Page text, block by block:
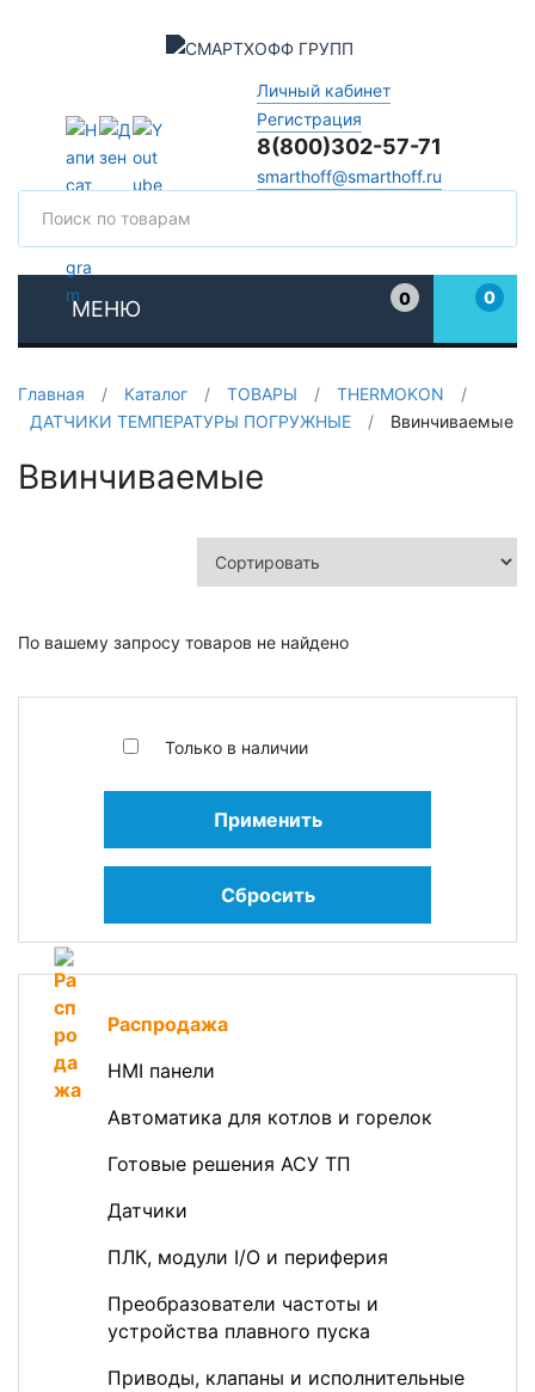
Личный кабинет
Регистрация
8(800)302-57-71
smarthoff@smarthoff.ru
МЕНЮ
0
0
Главная / Каталог / ТОВАРЫ / THERMOKON
/
ДАТЧИКИ ТЕМПЕРАТУРЫ ПОГРУЖНЫЕ
/ Ввинчиваемые
Только в наличии
Применить
Сбросить
Распродажа
HMI панели
Автоматика для котлов и горелок
Готовые решения АСУ ТП
Датчики
ПЛК, модули I/O и периферия
Преобразователи частоты и
устройства плавного пуска
Приводы, клапаны и исполнительные
Ввинчиваемые
По вашему запросу товаров не найдено